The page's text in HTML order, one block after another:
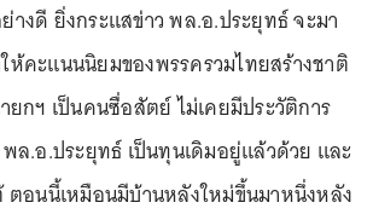
างดี ยิ่งกระแสข่าว พล.อ.ประยุทธ์ จะมา
ห้คะแนนนิยมของพรรครวมไทยสร้างชาติ
ยกฯ เป็นคนซื่อสัตย์ ไม่เคยมีประวัติการ
ล.อ.ประยุทธ์ เป็นทุนเดิมอยู่แล้วด้วย และ
ตอนนี้เหมือนมีบ้านหลังใหม่ขึ้นมาหนึ่งหลัง